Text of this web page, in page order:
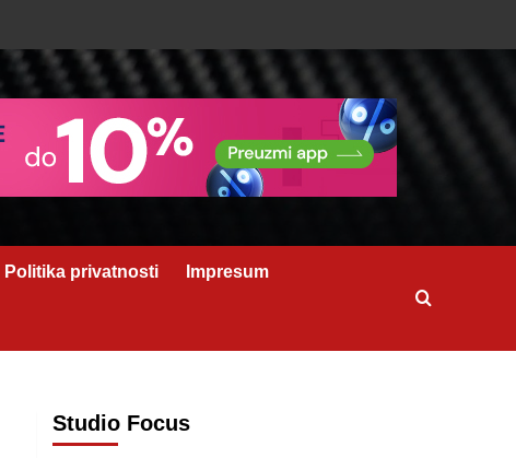
Politika privatnosti Impresum
Studio Focus